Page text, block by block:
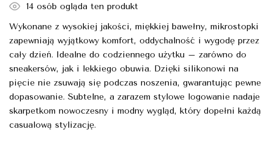
14 osób ogląda ten produkt
Wykonane z wysokiej jakości, miękkiej bawełny, mikrostopki
zapewniają wyjątkowy komfort, oddychalność i wygodę przez
cały dzień. Idealne do codziennego użytku – zarówno do
sneakersów, jak i lekkiego obuwia. Dzięki silikonowi na
pięcie nie zsuwają się podczas noszenia, gwarantując pewne
dopasowanie. Subtelne, a zarazem stylowe logowanie nadaje
skarpetkom nowoczesny i modny wygląd, który dopełni każdą
casualową stylizację.